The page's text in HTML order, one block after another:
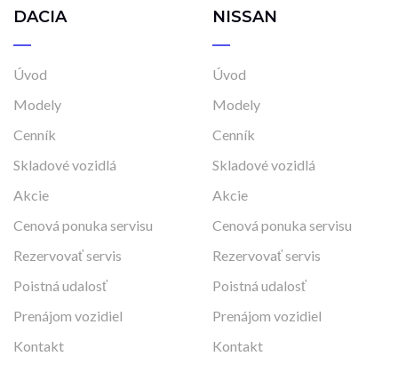
DACIA
Úvod
Modely
Cenník
Skladové vozidlá
Akcie
Cenová ponuka servisu
Rezervovať servis
Poistná udalosť
Prenájom vozidiel
Kontakt
NISSAN
Úvod
Modely
Cenník
Skladové vozidlá
Akcie
Cenová ponuka servisu
Rezervovať servis
Poistná udalosť
Prenájom vozidiel
Kontakt